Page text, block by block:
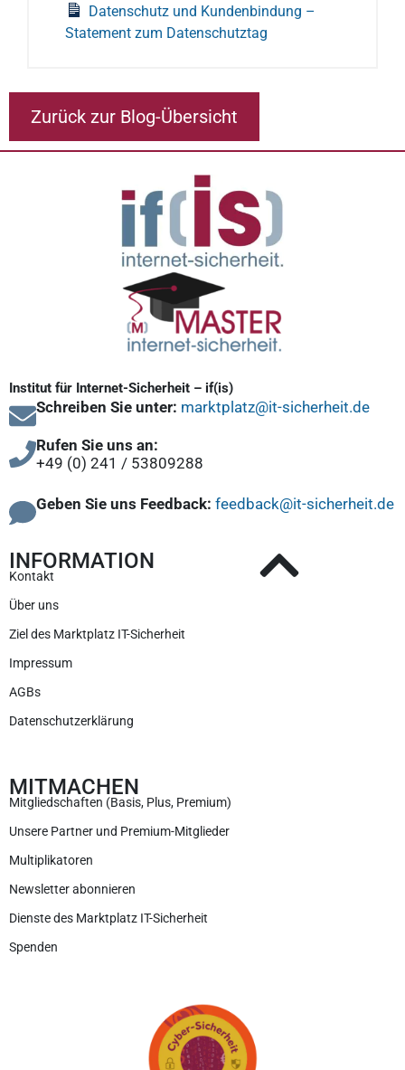
Datenschutz und Kundenbindung –
Statement zum Datenschutztag
Zurück zur Blog-Übersicht
Institut für Internet-Sicherheit – if(is)
Schreiben Sie unter: marktplatz@it-sicherheit.de
Rufen Sie uns an:
+49 (0) 241 / 53809288
Geben Sie uns Feedback: feedback@it-sicherheit.de
INFORMATION
Kontakt
Über uns
Ziel des Marktplatz IT-Sicherheit
Impressum
AGBs
Datenschutzerklärung
MITMACHEN
Mitgliedschaften (Basis, Plus, Premium)
Unsere Partner und Premium-Mitglieder
Multiplikatoren
Newsletter abonnieren
Dienste des Marktplatz IT-Sicherheit
Spenden